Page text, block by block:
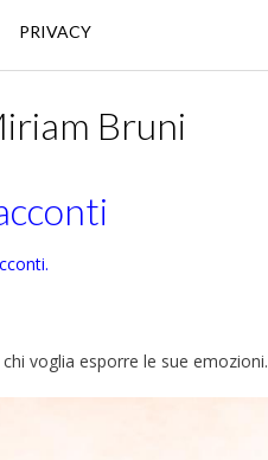
PRIVACY
Bruni
voglia esporre le sue emozioni.